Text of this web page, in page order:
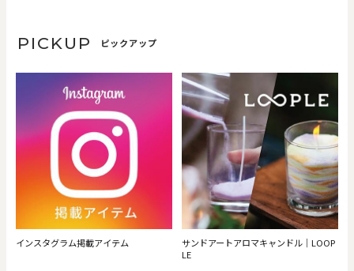
PICKUP ピックアップ
インスタグラム掲載アイテム
サンドアートアロマキャンドル｜LOOP
LE